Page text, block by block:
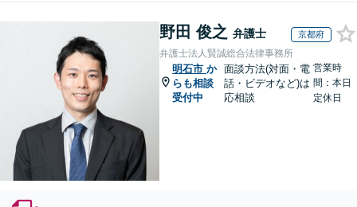
野田 俊之 弁護士 京都府
弁護士法人賢誠総合法律事務所
明石市 か
らも相談
受付中
面談方法(対面・電
話・ビデオなど)は
応相談
営業時
間：本日
定休日